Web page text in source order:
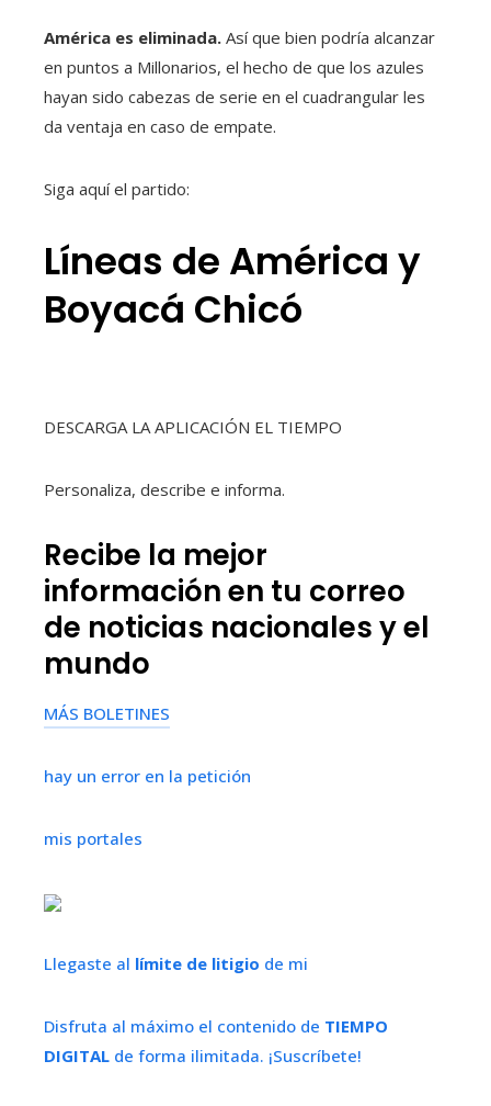
América es eliminada. Así que bien podría alcanzar
en puntos a Millonarios, el hecho de que los azules
hayan sido cabezas de serie en el cuadrangular les
da ventaja en caso de empate.
Siga aquí el partido:
Líneas de América y
Boyacá Chicó
DESCARGA LA APLICACIÓN EL TIEMPO
Personaliza, describe e informa.
Recibe la mejor
información en tu correo
de noticias nacionales y el
mundo
MÁS BOLETINES
hay un error en la petición
mis portales
Llegaste al límite de litigio de mi
Disfruta al máximo el contenido de TIEMPO
DIGITAL de forma ilimitada. ¡Suscríbete!